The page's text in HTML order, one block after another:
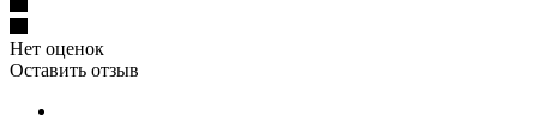
Нет оценок
Оставить отзыв